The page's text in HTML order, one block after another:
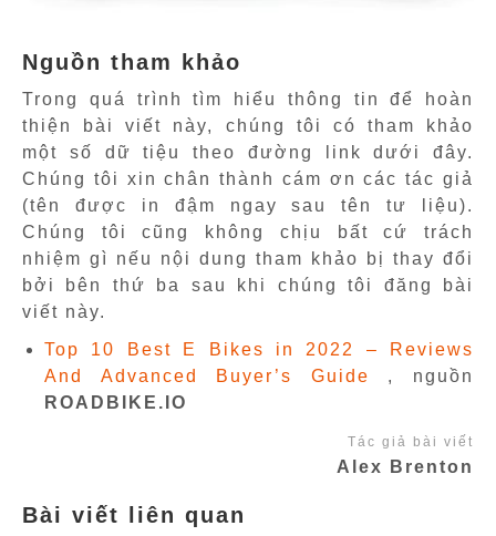
Nguồn tham khảo
Trong quá trình tìm hiểu thông tin để hoàn
thiện bài viết này, chúng tôi có tham khảo
một số dữ tiệu theo đường link dưới đây.
Chúng tôi xin chân thành cám ơn các tác giả
(tên được in đậm ngay sau tên tư liệu).
Chúng tôi cũng không chịu bất cứ trách
nhiệm gì nếu nội dung tham khảo bị thay đổi
bởi bên thứ ba sau khi chúng tôi đăng bài
viết này.
Top 10 Best E Bikes in 2022 – Reviews
And Advanced Buyer’s Guide
, nguồn
ROADBIKE.IO
Tác giả bài viết
Alex Brenton
Bài viết liên quan